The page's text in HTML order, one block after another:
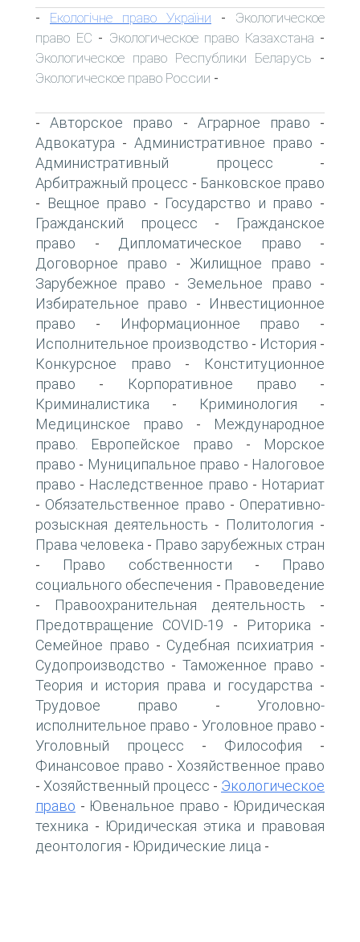
- Екологічне право України - Экологическое
право ЕС - Экологическое право Казахстана -
Экологическое право Республики Беларусь -
Экологическое право России -
-Авторское право - Аграрное право -
Адвокатура - Административное право -
Административный процесс -
Арбитражный процесс - Банковское право
- Вещное право - Государство и право -
Гражданский процесс -
Гражданское
право - Дипломатическое право -
Договорное право - Жилищное право -
Зарубежное право - Земельное право -
Избирательное право -
Инвестиционное
право - Информационное право -
Исполнительное производство - История -
Конкурсное право -
Конституционное
право - Корпоративное право -
Криминалистика - Криминология -
Медицинское право -
Международное
право. Европейское право -
Морское
право - Муниципальное право - Налоговое
право - Наследственное право - Нотариат
- Обязательственное право - Оперативно-
розыскная деятельность - Политология -
Права человека - Право зарубежных стран
- Право собственности -
Право
социального обеспечения - Правоведение
- Правоохранительная деятельность -
Предотвращение COVID-19 - Риторика -
Семейное право - Судебная психиатрия -
Судопроизводство - Таможенное право -
Теория и история права и государства -
Трудовое право -Уголовно-
исполнительное право - Уголовное право -
Уголовный процесс - Философия -
Финансовое право - Хозяйственное право
- Хозяйственный процесс - Экологическое
право - Ювенальное право - Юридическая
техника - Юридическая этика и правовая
деонтология - Юридические лица -